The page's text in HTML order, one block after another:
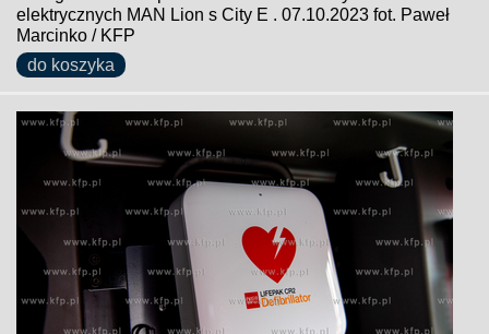
elektrycznych MAN Lion s City E . 07.10.2023 fot. Paweł
Marcinko / KFP
do koszyka